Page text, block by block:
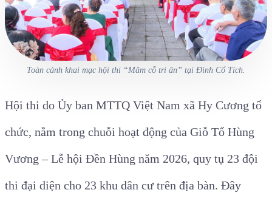
Toàn cảnh khai mạc hội thi “Mâm cỗ tri ân” tại Đình Cổ Tích.
Hội thi do Ủy ban MTTQ Việt Nam xã Hy Cương tổ
chức, nằm trong chuỗi hoạt động của Giỗ Tổ Hùng
Vương – Lễ hội Đền Hùng năm 2026, quy tụ 23 đội
thi đại diện cho 23 khu dân cư trên địa bàn. Đây